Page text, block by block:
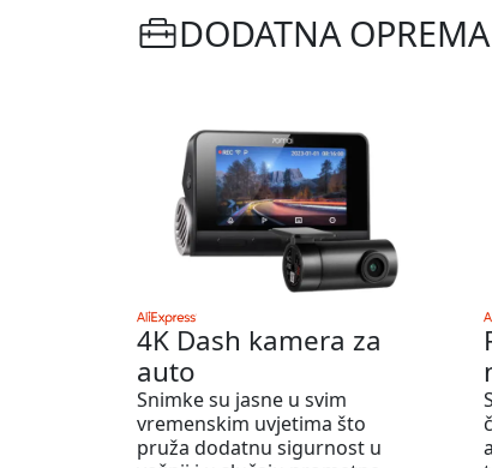
DODATNA OPREMA
4K Dash kamera za
auto
Snimke su jasne u svim
vremenskim uvjetima što
pruža dodatnu sigurnost u